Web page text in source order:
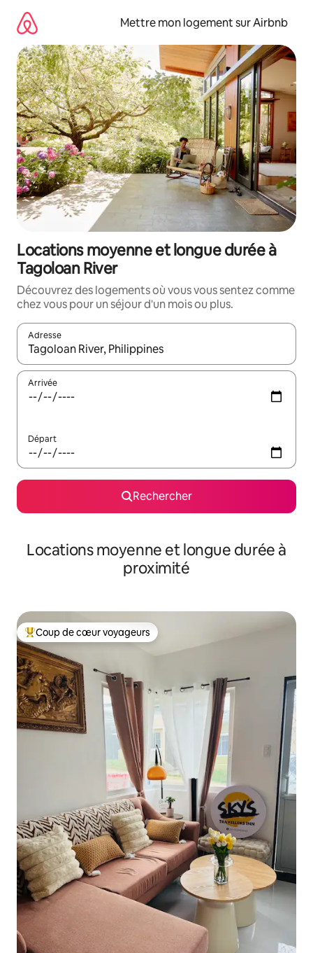
directement
contenu
Mettre mon logement sur Airbnb
Locations moyenne et longue durée à
Tagoloan River
Découvrez des logements où vous vous sentez comme
chez vous pour un séjour d'un mois ou plus.
Adresse
Lorsque les résultats s'affichent, utilisez les flèches vers le
Arrivée
Départ
Rechercher
Locations moyenne et longue durée à
proximité
Coups de cœur voyageurs les plus appréciés
Coup de cœur voyageurs